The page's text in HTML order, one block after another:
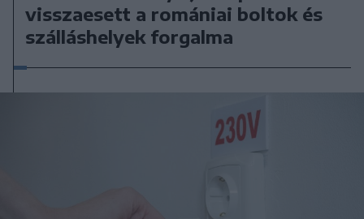
visszaesett a romániai boltok és
szálláshelyek forgalma